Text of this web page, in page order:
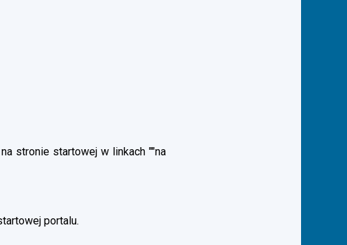
stronie startowej w linkach ""na
portalu.